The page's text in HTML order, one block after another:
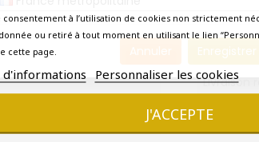
Annuler
Velouté
lotte au
Magret
noir.
Livraison
Oui
consentement à l’utilisation de cookies non strictement
ou retiré à tout moment en utilisant le lien
cette page.
d'informations Personnaliser les cookies
J'ACCEPTE